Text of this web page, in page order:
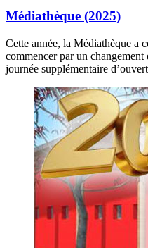
Médiathèque (2025)
Cette année, la Médiathèque a
commencer par un changement
journée supplémentaire